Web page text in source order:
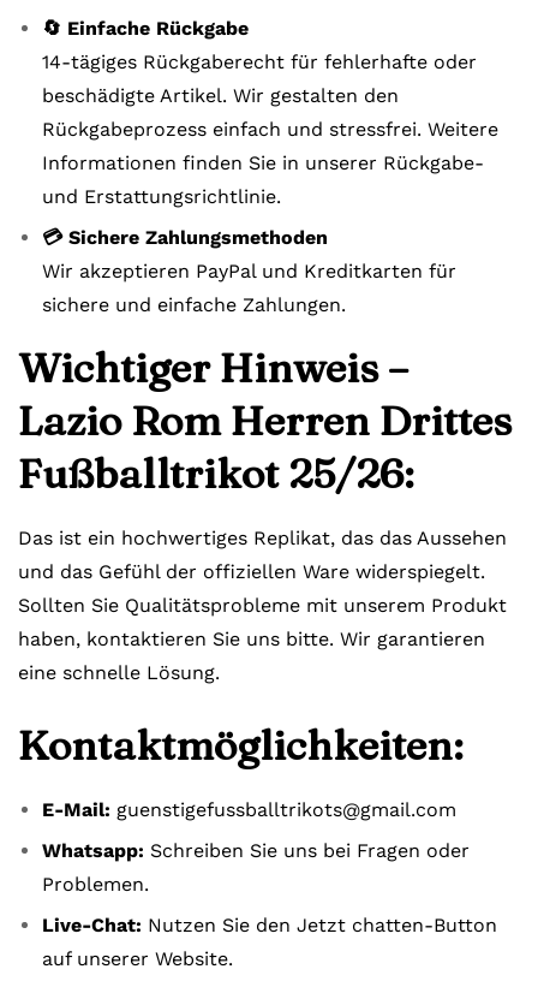
🔄 Einfache Rückgabe
14-tägiges Rückgaberecht für fehlerhafte oder
beschädigte Artikel. Wir gestalten den
Rückgabeprozess einfach und stressfrei. Weitere
Informationen finden Sie in unserer Rückgabe-
und Erstattungsrichtlinie.
💳 Sichere Zahlungsmethoden
Wir akzeptieren PayPal und Kreditkarten für
sichere und einfache Zahlungen.
Wichtiger Hinweis –
Lazio Rom Herren Drittes
Fußballtrikot 25/26:
Das ist ein hochwertiges Replikat, das das Aussehen
und das Gefühl der offiziellen Ware widerspiegelt.
Sollten Sie Qualitätsprobleme mit unserem Produkt
haben, kontaktieren Sie uns bitte. Wir garantieren
eine schnelle Lösung.
Kontaktmöglichkeiten:
E-Mail: guenstigefussballtrikots@gmail.com
Whatsapp: Schreiben Sie uns bei Fragen oder
Problemen.
Live-Chat: Nutzen Sie den Jetzt chatten-Button
auf unserer Website.